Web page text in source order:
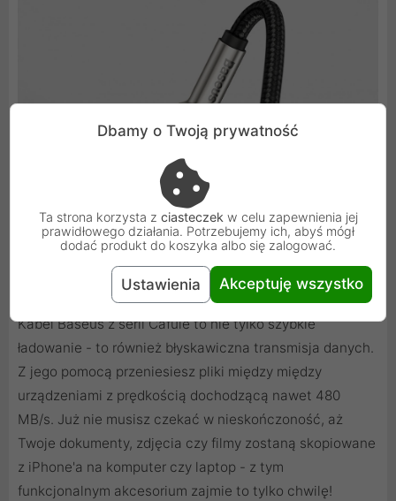
Szybkie ładowanie, szybki transfer danych
Kabel Baseus z serii Cafule to nie tylko szybkie
ładowanie - to również błyskawiczna transmisja danych.
Z jego pomocą przeniesiesz pliki między między
urządzeniami z prędkością dochodzącą nawet 480
MB/s. Już nie musisz czekać w nieskończoność, aż
Twoje dokumenty, zdjęcia czy filmy zostaną skopiowane
z iPhone'a na komputer czy laptop - z tym
funkcjonalnym akcesorium zajmie to tylko chwilę!
Dbamy o Twoją prywatność
Ta strona korzysta z ciasteczek w celu zapewnienia jej
prawidłowego działania. Potrzebujemy ich, abyś mógł
dodać produkt do koszyka albo się zalogować.
Ustawienia Akceptuję wszystko